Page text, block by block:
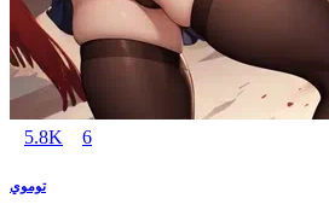
5.8K 6
توموي